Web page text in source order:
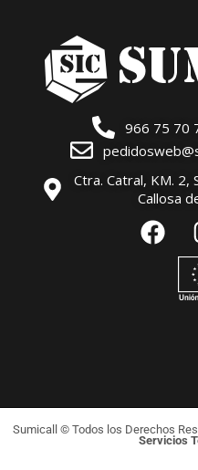
966 75 70
Ctra. Catral, KM. 2,
Callosa
Sumicall © Todos los Derechos
Servicios